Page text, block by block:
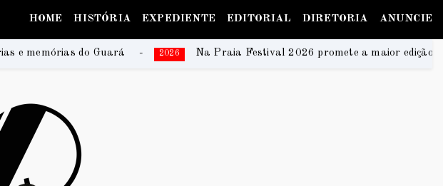
HOME HISTÓRIA EXPEDIENTE EDITORIAL DIRETORIA ANUNCIE
2026 Na Praia Festival 2026 promete a maior edição da história e transforma